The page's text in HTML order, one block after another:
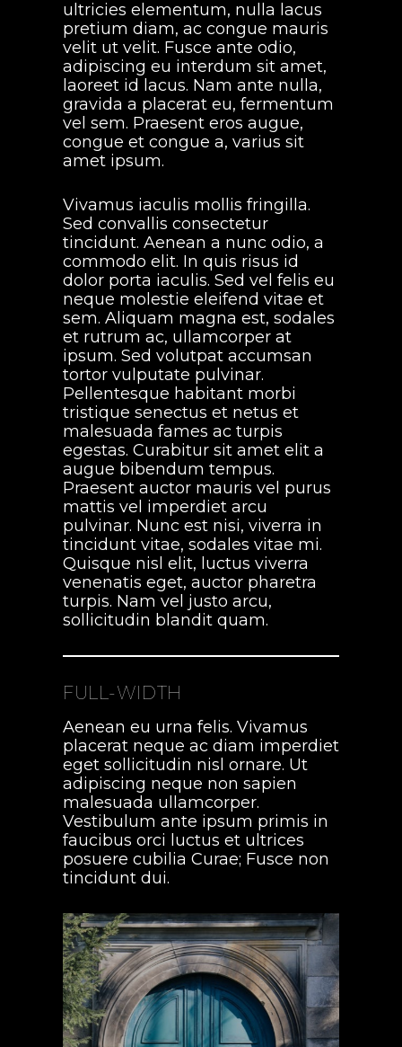
ultricies elementum, nulla lacus
pretium diam, ac congue mauris
velit ut velit. Fusce ante odio,
adipiscing eu interdum sit amet,
laoreet id lacus. Nam ante nulla,
gravida a placerat eu, fermentum
vel sem. Praesent eros augue,
congue et congue a, varius sit
amet ipsum.
Vivamus iaculis mollis fringilla.
Sed convallis consectetur
tincidunt. Aenean a nunc odio, a
commodo elit. In quis risus id
dolor porta iaculis. Sed vel felis eu
neque molestie eleifend vitae et
sem. Aliquam magna est, sodales
et rutrum ac, ullamcorper at
ipsum. Sed volutpat accumsan
tortor vulputate pulvinar.
Pellentesque habitant morbi
tristique senectus et netus et
malesuada fames ac turpis
egestas. Curabitur sit amet elit a
augue bibendum tempus.
Praesent auctor mauris vel purus
mattis vel imperdiet arcu
pulvinar. Nunc est nisi, viverra in
tincidunt vitae, sodales vitae mi.
Quisque nisl elit, luctus viverra
venenatis eget, auctor pharetra
turpis. Nam vel justo arcu,
sollicitudin blandit quam.
FULL-WIDTH
Aenean eu urna felis. Vivamus
placerat neque ac diam imperdiet
eget sollicitudin nisl ornare. Ut
adipiscing neque non sapien
malesuada ullamcorper.
Vestibulum ante ipsum primis in
faucibus orci luctus et ultrices
posuere cubilia Curae; Fusce non
tincidunt dui.